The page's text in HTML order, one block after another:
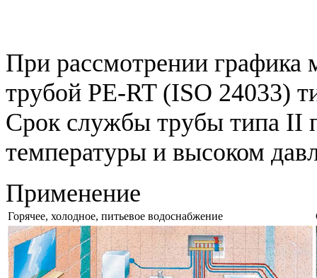
При рассмотрении
трубой PE-RT (ISO 24033)
Срок службы трубы типа II
температуры и высоком
Применение
Горячее, холодное, питьевое водоснабжение